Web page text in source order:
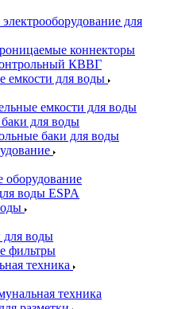
для
коннекторы
КВВГ
емкости для воды
емкости для воды
для воды
баки для воды
оборудование
воды ESPA
воды
фильтры
техника
техника